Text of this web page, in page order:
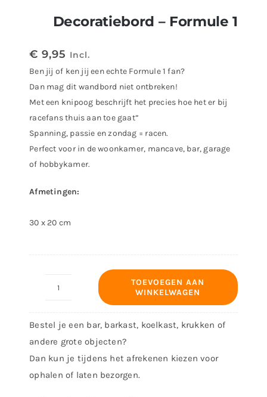
Decoratiebord – Formule 1
€ 9,95 Incl.
Ben jij of ken jij een echte Formule 1 fan?
Dan mag dit wandbord niet ontbreken!
Met een knipoog beschrijft het precies hoe het er bij
racefans thuis aan toe gaat”
Spanning, passie en zondag = racen.
Perfect voor in de woonkamer, mancave, bar, garage
of hobbykamer.
Afmetingen:
30 x 20 cm
Decoratiebord
Formule
aantal
TOEVOEGEN AAN
WINKELWAGEN
Bestel je een bar, barkast, koelkast, krukken of
andere grote objecten?
Dan kun je tijdens het afrekenen kiezen voor
ophalen of laten bezorgen.